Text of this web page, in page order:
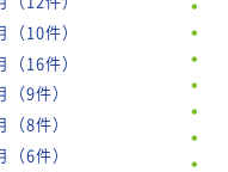
10件）
16件）
9件）
8件）
6件）